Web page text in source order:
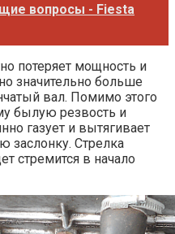
вопросы - Fiesta
потеряет мощность и
значительно больше
вал. Помимо этого
былую резвость и
газует и вытягивает
заслонку. Стрелка
стремится в начало